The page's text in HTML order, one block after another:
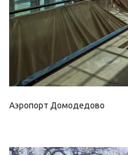
Аэропорт Домодедово